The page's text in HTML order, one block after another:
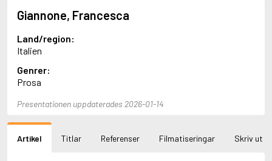
Abbey, Kieran
Abbot, Anthony
Abbott, John
Abbott, Megan
Abdel-Fattah, Randa
Abdolah, Kader
Abé, Kobo
Abele, Inga
Aboulela, Leila
Giannone, Francesca
Land/region:
Italien
Genrer:
Prosa
Presentationen uppdaterades 2026-01-14
Artikel Titlar Referenser Filmatiseringar Skriv ut